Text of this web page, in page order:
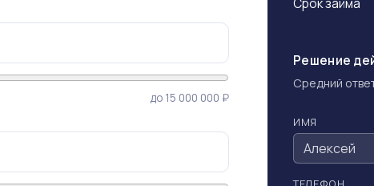
до 15 000 000 ₽
Срок займа
Решение
Средний
ИМЯ